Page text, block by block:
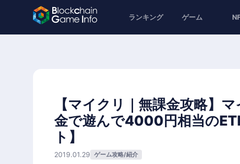
ランキング ゲーム
【マイクリ｜無課金攻略】
金で遊んで4000円相当の
ト】
2019.01.29 ゲーム攻略/紹介